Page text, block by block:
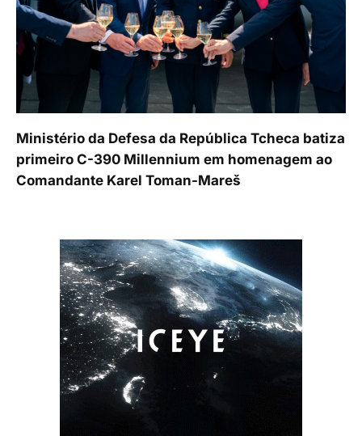
Ministério da Defesa da República Tcheca batiza
primeiro C-390 Millennium em homenagem ao
Comandante Karel Toman-Mareš